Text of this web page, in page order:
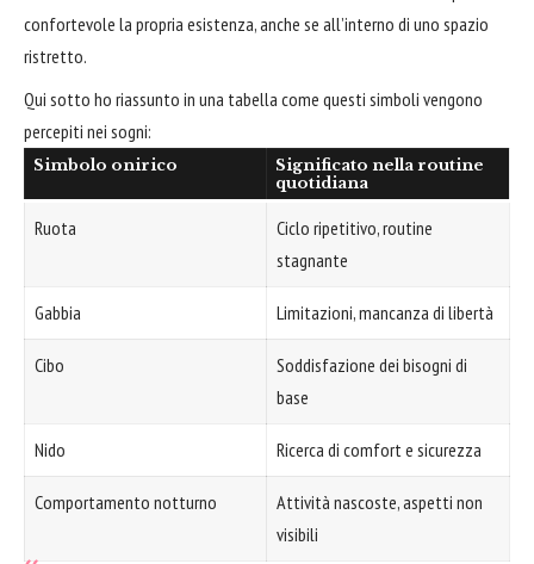
confortevole la propria esistenza, anche se all’interno di uno spazio
ristretto.
Qui sotto ho riassunto in una tabella come questi simboli vengono
percepiti nei sogni:
Simbolo onirico
Significato nella routine
quotidiana
Ruota
Ciclo ripetitivo, routine
stagnante
Gabbia Limitazioni, mancanza di libertà
Cibo
Soddisfazione dei bisogni di
base
Nido Ricerca di comfort e sicurezza
Comportamento notturno
Attività nascoste, aspetti non
visibili